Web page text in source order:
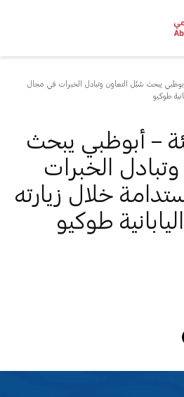
أبوظبي يبحث سُبُل التعاون وتبادل الخبرات في مجال
طوكيو
– أبوظبي يبحث
الخبرات
خلال زيارته
طوكيو